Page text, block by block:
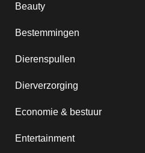
Beauty
Bestemmingen
Dierenspullen
Dierverzorging
Economie & bestuur
Entertainment